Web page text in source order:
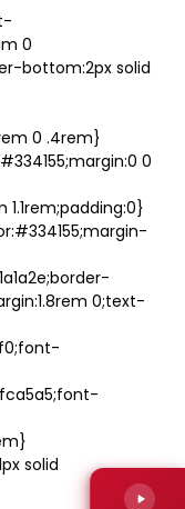
0
bottom:2px solid
0 .4rem}
0
0;text-
solid